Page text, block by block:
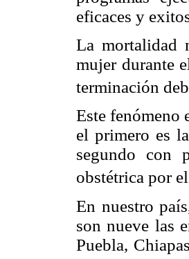
eficaces y
La mortalidad
mujer durante
terminación
Este fenómeno
el primero es
segundo con
obstétrica por
En nuestro
son nueve las
Puebla,